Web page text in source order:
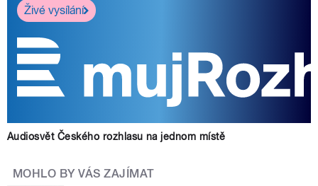
Živé vysílání
Audiosvět Českého rozhlasu na jednom místě
MOHLO BY VÁS ZAJÍMAT